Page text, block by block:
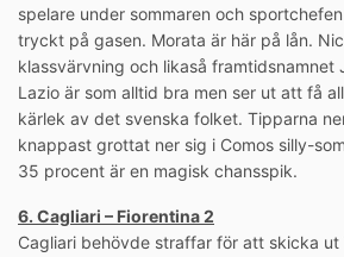
spelare under sommaren och
tryckt på gasen. Morata är här på lån.
klassvärvning och likaså framtidsnamnet
Lazio är som alltid bra men ser ut att få
kärlek av det svenska folket. Tipparna
knappast grottat ner sig i Comos silly-
35 procent är en magisk chansspik.
6. Cagliari – Fiorentina 2
Cagliari behövde straffar för att skicka ut